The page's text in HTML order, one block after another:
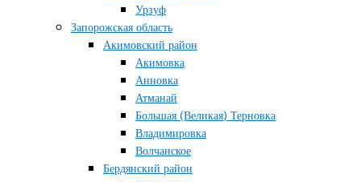
Урзуф
Запорожская область
Акимовский район
Акимовка
Анновка
Атманай
Большая (Великая) Терновка
Владимировка
Волчанское
Бердянский район